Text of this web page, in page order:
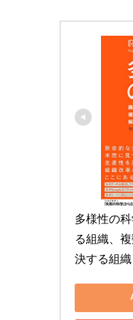
多様性の
る組織、
決する組織